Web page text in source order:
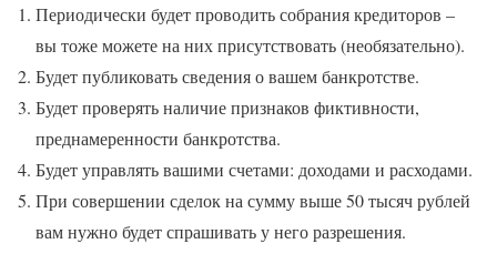
Периодически будет проводить собрания кредиторов –
вы тоже можете на них присутствовать (необязательно).
Будет публиковать сведения о вашем банкротстве.
Будет проверять наличие признаков фиктивности,
преднамеренности банкротства.
Будет управлять вашими счетами: доходами и расходами.
При совершении сделок на сумму выше 50 тысяч рублей
вам нужно будет спрашивать у него разрешения.